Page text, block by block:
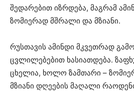
შედარებით იზრდება, მაგრამ
ზომიერად მშრალი და მზიანი.
რუსთავის ამინდი მკვეთრად
ცვლილებებით ხასიათდება.
ცხელია, ხოლო ზამთარი –
მზიანი დღეების მაღალი